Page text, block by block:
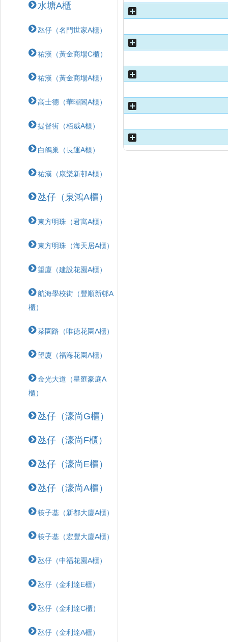
水塘A櫃
氹仔（名門世家A櫃）
祐漢（黃金商場C櫃）
祐漢（黃金商場A櫃）
高士德（華暉閣A櫃）
提督街（栢威A櫃）
白鴿巢（長運A櫃）
祐漢（康樂新邨A櫃）
氹仔（泉鴻A櫃）
東方明珠（君寓A櫃）
東方明珠（海天居A櫃）
望廈（建設花園A櫃）
航海學校街（豐順新邨A
櫃）
菜園路（唯德花園A櫃）
望廈（福海花園A櫃）
金光大道（星匯豪庭A
櫃）
氹仔（濠尚G櫃）
氹仔（濠尚F櫃）
氹仔（濠尚E櫃）
氹仔（濠尚A櫃）
筷子基（新都大廈A櫃）
筷子基（宏豐大廈A櫃）
氹仔（中福花園A櫃）
氹仔（金利達E櫃）
氹仔（金利達C櫃）
氹仔（金利達A櫃）